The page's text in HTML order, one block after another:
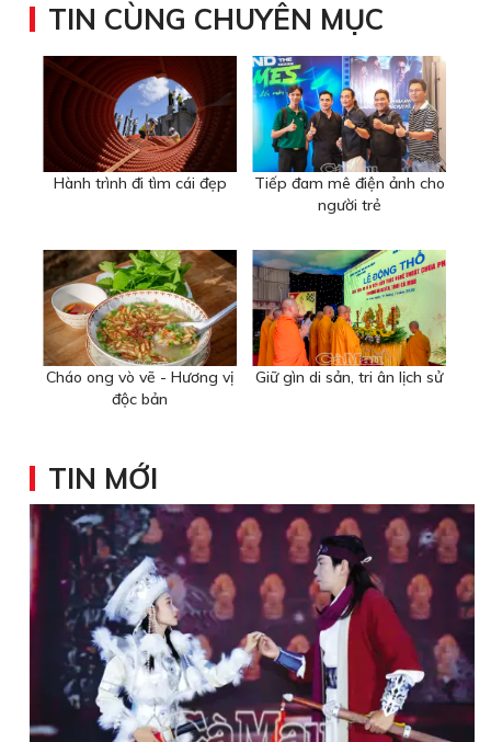
TIN CÙNG CHUYÊN MỤC
Hành trình đi tìm cái đẹp
Tiếp đam mê điện ảnh cho
người trẻ
Cháo ong vò vẽ - Hương vị
độc bản
Giữ gìn di sản, tri ân lịch sử
TIN MỚI